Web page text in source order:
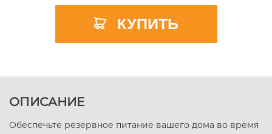
КУПИТЬ
ОПИСАНИЕ
Обеспечьте резервное питание вашего дома во время